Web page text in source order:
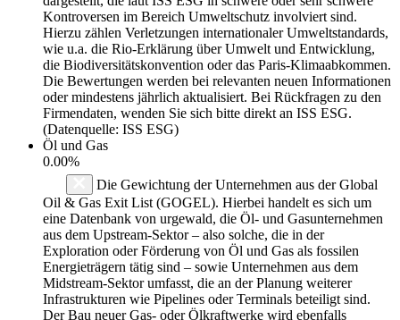
Kontroversen im Bereich Umweltschutz involviert sind.
Hierzu zählen Verletzungen internationaler Umweltstandards,
wie u.a. die Rio-Erklärung über Umwelt und Entwicklung,
die Biodiversitätskonvention oder das Paris-Klimaabkommen.
Die Bewertungen werden bei relevanten neuen Informationen
oder mindestens jährlich aktualisiert. Bei Rückfragen zu den
Firmendaten, wenden Sie sich bitte direkt an ISS ESG.
(Datenquelle: ISS ESG)
Öl und Gas
0.00%
Die Gewichtung der Unternehmen aus der Global
Oil & Gas Exit List (GOGEL). Hierbei handelt es sich um
eine Datenbank von urgewald, die Öl- und Gasunternehmen
aus dem Upstream-Sektor – also solche, die in der
Exploration oder Förderung von Öl und Gas als fossilen
Energieträgern tätig sind – sowie Unternehmen aus dem
Midstream-Sektor umfasst, die an der Planung weiterer
Infrastrukturen wie Pipelines oder Terminals beteiligt sind.
Der Bau neuer Gas- oder Ölkraftwerke wird ebenfalls